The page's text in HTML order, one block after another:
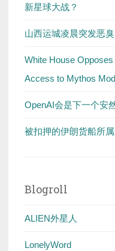
新星球大战？
山西运城凌晨突发恶
White House Opposes
Access to Mythos
OpenAI会是下一个安
被扣押的伊朗货船所
Blogroll
ALIEN外星人
LonelyWord